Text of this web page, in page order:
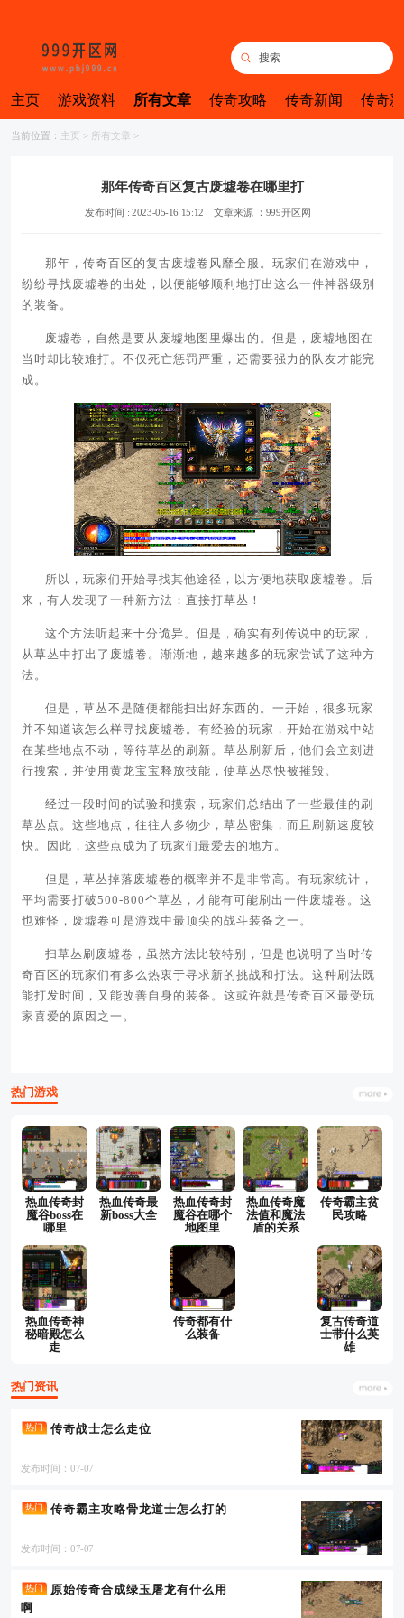
主页 游戏资料 所有文章 传奇攻略 传奇新闻 传奇
当前位置： 主页 > 所有文章 >
那年传奇百区复古废墟卷在哪里打
发布时间 : 2023-05-16 15:12 文章来源 ：999开区网
那年，传奇百区的复古废墟卷风靡全服。玩家们在游戏中，
纷纷寻找废墟卷的出处，以便能够顺利地打出这么一件神器级别
的装备。
废墟卷，自然是要从废墟地图里爆出的。但是，废墟地图在
当时却比较难打。不仅死亡惩罚严重，还需要强力的队友才能完
成。
所以，玩家们开始寻找其他途径，以方便地获取废墟卷。后
来，有人发现了一种新方法：直接打草丛！
这个方法听起来十分诡异。但是，确实有列传说中的玩家，
从草丛中打出了废墟卷。渐渐地，越来越多的玩家尝试了这种方
法。
但是，草丛不是随便都能扫出好东西的。一开始，很多玩家
并不知道该怎么样寻找废墟卷。有经验的玩家，开始在游戏中站
在某些地点不动，等待草丛的刷新。草丛刷新后，他们会立刻进
行搜索，并使用黄龙宝宝释放技能，使草丛尽快被摧毁。
经过一段时间的试验和摸索，玩家们总结出了一些最佳的刷
草丛点。这些地点，往往人多物少，草丛密集，而且刷新速度较
快。因此，这些点成为了玩家们最爱去的地方。
但是，草丛掉落废墟卷的概率并不是非常高。有玩家统计，
平均需要打破500-800个草丛，才能有可能刷出一件废墟卷。这
也难怪，废墟卷可是游戏中最顶尖的战斗装备之一。
扫草丛刷废墟卷，虽然方法比较特别，但是也说明了当时传
奇百区的玩家们有多么热衷于寻求新的挑战和打法。这种刷法既
能打发时间，又能改善自身的装备。这或许就是传奇百区最受玩
家喜爱的原因之一。
热门游戏
热血传奇封
魔谷boss在
哪里
热血传奇最
新boss大全
热血传奇封
魔谷在哪个
地图里
热血传奇魔
法值和魔法
盾的关系
传奇霸主贫
民攻略
热血传奇神
秘暗殿怎么
走
传奇都有什
么装备
复古传奇道
士带什么英
雄
热门资讯
热门 传奇战士怎么走位
发布时间：07-07
热门 传奇霸主攻略骨龙道士怎么打的
发布时间：07-07
热门
原始传奇合成绿玉屠龙有什么用
啊